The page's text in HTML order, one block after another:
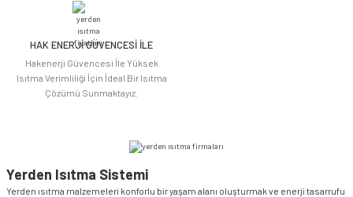
HAK ENERJİ GÜVENCESİ İLE
Hakenerji Güvencesi İle Yüksek
Isıtma Verimliliği İçin İdeal Bir Isıtma
Çözümü Sunmaktayız.
Yerden Isıtma Sistemi
Yerden ısıtma malzemeleri konforlu bir yaşam alanı oluşturmak ve enerji tasarrufu